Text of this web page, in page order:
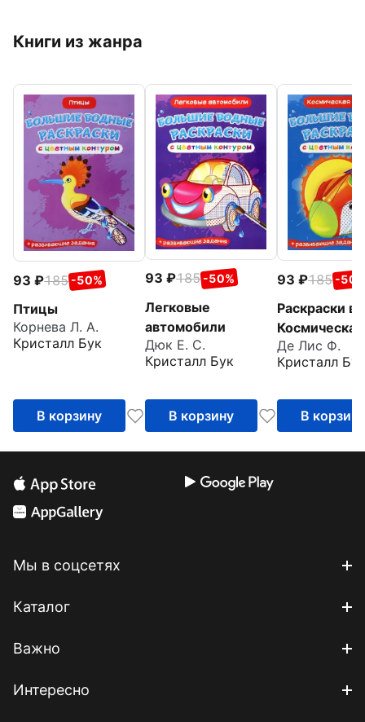
Книги из жанра
93 185 -50%
Птицы
Корнева Л. А.
Кристалл Бук
В корзину
93 185 -50%
Легковые
автомобили
Дюк Е. С.
Кристалл Бук
В корзину
93 185 -
Раскраски
Космическая
техника
Де Лис Ф.
Кристалл Бук
В корзину
Мы в соцсетях
Каталог
Важно
Интересно